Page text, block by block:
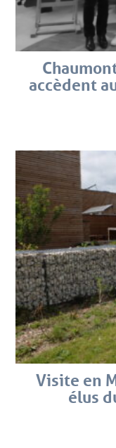
accèdent
Visite en
élus